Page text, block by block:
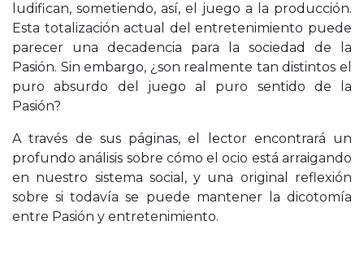
ludifican, sometiendo, así, el juego a la producción.
Esta totalización actual del entretenimiento puede
parecer una decadencia para la sociedad de la
Pasión. Sin embargo, ¿son realmente tan distintos el
puro absurdo del juego al puro sentido de la
Pasión?
A través de sus páginas, el lector encontrará un
profundo análisis sobre cómo el ocio está arraigando
en nuestro sistema social, y una original reflexión
sobre si todavía se puede mantener la dicotomía
entre Pasión y entretenimiento.